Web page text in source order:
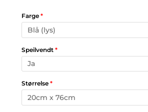
Farge *
Speilvendt *
Størrelse *